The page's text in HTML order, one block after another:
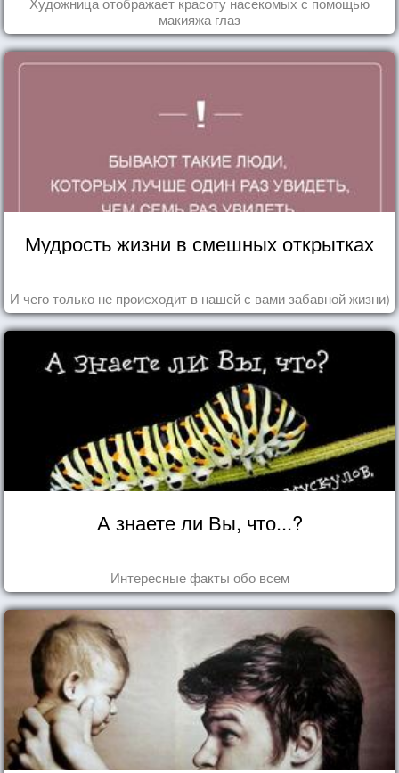
макияжа глаз
Мудрость жизни в смешных открытках
И чего только не происходит в нашей с вами забавной жизни)
А знаете ли Вы, что...?
Интересные факты обо всем